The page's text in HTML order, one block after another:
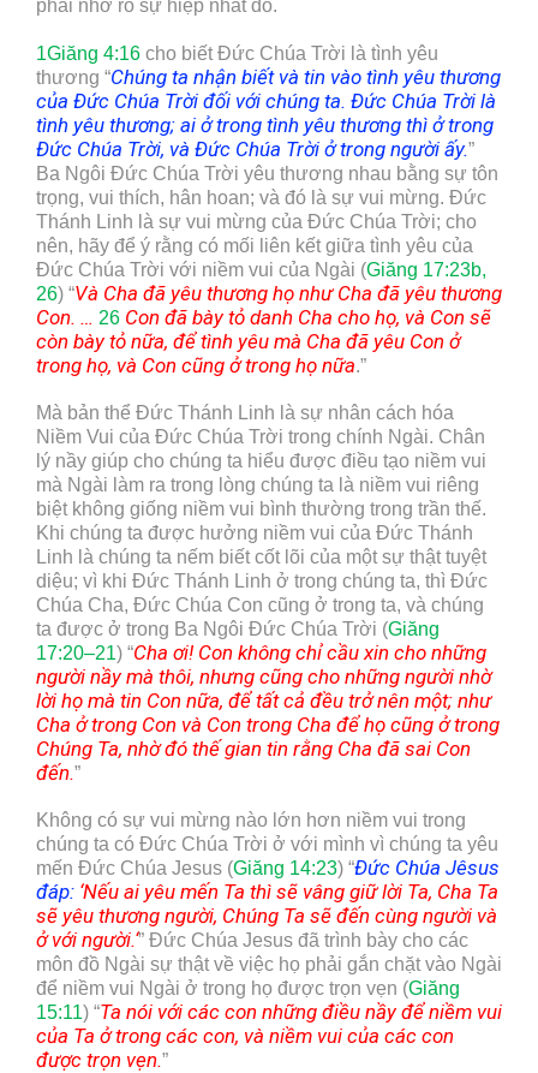
phải nhớ rõ sự hiệp nhất đó.
1Giăng 4:16 cho biết Đức Chúa Trời là tình yêu
thương “Chúng ta nhận biết và tin vào tình yêu thương
của Đức Chúa Trời đối với chúng ta. Đức Chúa Trời là
tình yêu thương; ai ở trong tình yêu thương thì ở trong
Đức Chúa Trời, và Đức Chúa Trời ở trong người ấy.”
Ba Ngôi Đức Chúa Trời yêu thương nhau bằng sự tôn
trọng, vui thích, hân hoan; và đó là sự vui mừng. Đức
Thánh Linh là sự vui mừng của Đức Chúa Trời; cho
nên, hãy để ý rằng có mối liên kết giữa tình yêu của
Đức Chúa Trời với niềm vui của Ngài (Giăng 17:23b,
26) “Và Cha đã yêu thương họ như Cha đã yêu thương
Con. … 26 Con đã bày tỏ danh Cha cho họ, và Con sẽ
còn bày tỏ nữa, để tình yêu mà Cha đã yêu Con ở
trong họ, và Con cũng ở trong họ nữa.”
Mà bản thể Đức Thánh Linh là sự nhân cách hóa
Niềm Vui của Đức Chúa Trời trong chính Ngài. Chân
lý nầy giúp cho chúng ta hiểu được điều tạo niềm vui
mà Ngài làm ra trong lòng chúng ta là niềm vui riêng
biệt không giống niềm vui bình thường trong trần thế.
Khi chúng ta được hưởng niềm vui của Đức Thánh
Linh là chúng ta nếm biết cốt lõi của một sự thật tuyệt
diệu; vì khi Đức Thánh Linh ở trong chúng ta, thì Đức
Chúa Cha, Đức Chúa Con cũng ở trong ta, và chúng
ta được ở trong Ba Ngôi Đức Chúa Trời (Giăng
17:20–21) “Cha ơi! Con không chỉ cầu xin cho những
người nầy mà thôi, nhưng cũng cho những người nhờ
lời họ mà tin Con nữa, để tất cả đều trở nên một; như
Cha ở trong Con và Con trong Cha để họ cũng ở trong
Chúng Ta, nhờ đó thế gian tin rằng Cha đã sai Con
đến.”
Không có sự vui mừng nào lớn hơn niềm vui trong
chúng ta có Đức Chúa Trời ở với mình vì chúng ta yêu
mến Đức Chúa Jesus (Giăng 14:23) “Đức Chúa Jêsus
đáp: ‘Nếu ai yêu mến Ta thì sẽ vâng giữ lời Ta, Cha Ta
sẽ yêu thương người, Chúng Ta sẽ đến cùng người và
ở với người.‘” Đức Chúa Jesus đã trình bày cho các
môn đồ Ngài sự thật về việc họ phải gắn chặt vào Ngài
để niềm vui Ngài ở trong họ được trọn vẹn (Giăng
15:11) “Ta nói với các con những điều nầy để niềm vui
của Ta ở trong các con, và niềm vui của các con
được trọn vẹn.”